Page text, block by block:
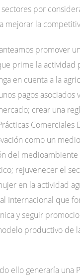
por
mejorar la
promover
prime la actividad
en cuenta a la
pagos asociados
crear una
Comerciales
como un
del medioambiente
rejuvenecer el
en la actividad
Internacional que
y seguir
productivo de
ello generaría una